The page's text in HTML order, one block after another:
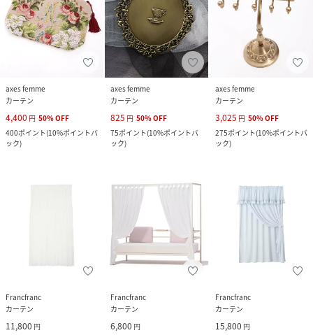
axes femme
カーテン
4,400 円 50%OFF
400ポイント(10%ポイントバ
ック)
axes femme
カーテン
825 円 50%OFF
75ポイント(10%ポイントバ
ック)
axes femme
カーテン
3,025 円 50%OFF
275ポイント(10%ポイントバ
ック)
Francfranc
カーテン
11,800 円
Francfranc
カーテン
6,800 円
Francfranc
カーテン
15,800 円